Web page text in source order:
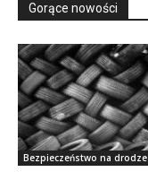
Gorące nowości
Bezpieczeństwo na drodze